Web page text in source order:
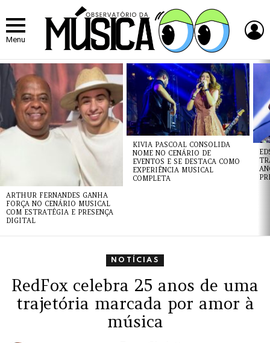
Menu
ÚLTIMAS
NOTÍCIAS
ARTHUR FERNANDES GANHA
FORÇA NO CENÁRIO MUSICAL
COM ESTRATÉGIA E PRESENÇA
DIGITAL
KIVIA PASCOAL CONSOLIDA
NOME NO CENÁRIO DE
EVENTOS E SE DESTACA COMO
EXPERIÊNCIA MUSICAL
COMPLETA
NOTÍCIAS
RedFox celebra 25 anos de uma
trajetória marcada por amor à
música